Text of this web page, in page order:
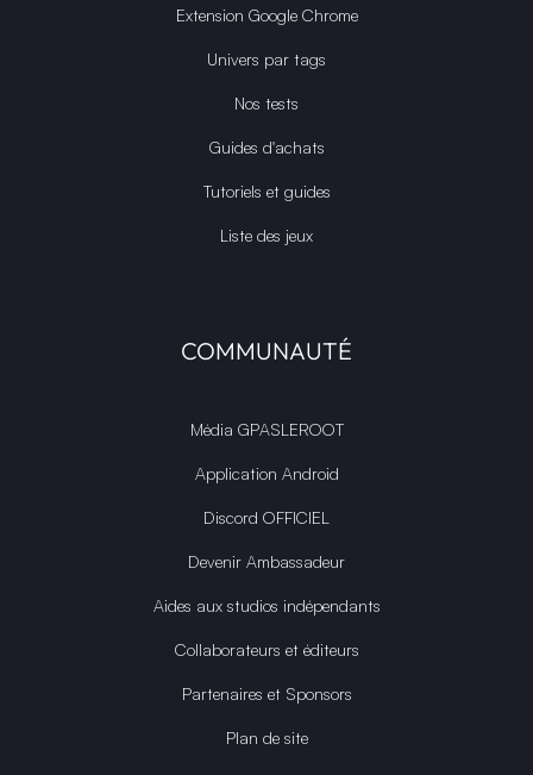
Extension Google Chrome
Univers par tags
Nos tests
Guides d'achats
Tutoriels et guides
Liste des jeux
COMMUNAUTÉ
Média GPASLEROOT
Application Android
Discord OFFICIEL
Devenir Ambassadeur
Aides aux studios indépendants
Collaborateurs et éditeurs
Partenaires et Sponsors
Plan de site